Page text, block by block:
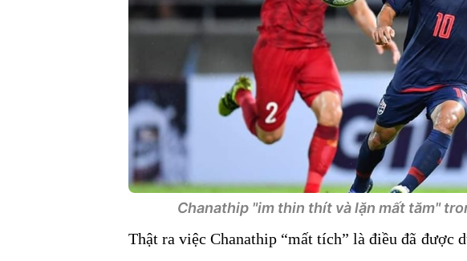
Chanathip "im thin thít và lặn mất tăm"
Thật ra việc Chanathip “mất tích” là điều đã được